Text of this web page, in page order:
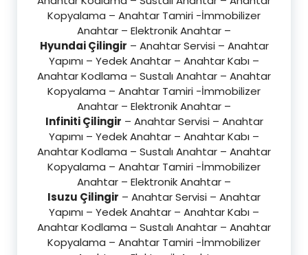
Kopyalama – Anahtar Tamiri -İmmobilizer
Anahtar – Elektronik Anahtar –
Hyundai Çilingir – Anahtar Servisi – Anahtar
Yapımı – Yedek Anahtar – Anahtar Kabı –
Anahtar Kodlama – Sustalı Anahtar – Anahtar
Kopyalama – Anahtar Tamiri -İmmobilizer
Anahtar – Elektronik Anahtar –
Infiniti Çilingir – Anahtar Servisi – Anahtar
Yapımı – Yedek Anahtar – Anahtar Kabı –
Anahtar Kodlama – Sustalı Anahtar – Anahtar
Kopyalama – Anahtar Tamiri -İmmobilizer
Anahtar – Elektronik Anahtar –
Isuzu Çilingir – Anahtar Servisi – Anahtar
Yapımı – Yedek Anahtar – Anahtar Kabı –
Anahtar Kodlama – Sustalı Anahtar – Anahtar
Kopyalama – Anahtar Tamiri -İmmobilizer